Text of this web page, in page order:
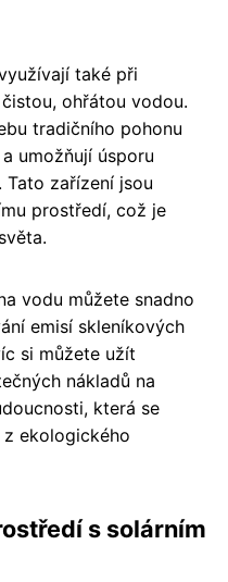
také při
ohřátou vodou.
tradičního pohonu
umožňují úsporu
Tato zařízení jsou
prostředí, což je
vodu můžete snadno
emisí skleníkových
si můžete užít
nákladů na
která se
ekologického
s solárním